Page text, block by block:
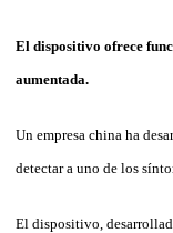
El dispositivo ofrece
aumentada.
Un empresa china ha
detectar a uno de los
El dispositivo,